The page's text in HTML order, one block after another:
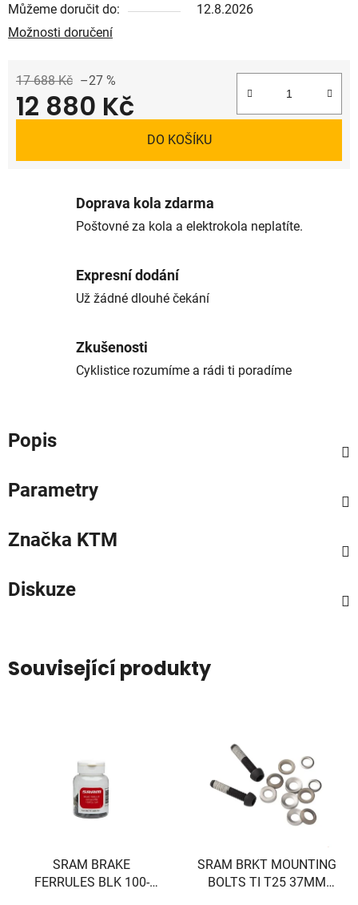
Můžeme doručit do:
12.8.2026
Možnosti doručení
17 688 Kč –27 %
12 880 Kč
DO KOŠÍKU
Doprava kola zdarma
Poštovné za kola a elektrokola neplatíte.
Expresní dodání
Už žádné dlouhé čekání
Zkušenosti
Cyklistice rozumíme a rádi ti poradíme
Popis
Parametry
Značka KTM
Diskuze
Související produkty
SRAM BRAKE
FERRULES BLK 100-
SRAM BRKT MOUNTING
BOLTS TI T25 37MM